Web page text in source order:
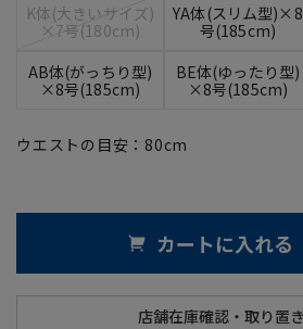
K体(大きいサイズ)
×7号(180cm)
YA体(スリム型)×8
号(185cm)
AB体(がっちり型)
×8号(185cm)
BE体(ゆったり型)
×8号(185cm)
ウエストの目安： 80cm
カートに入れる